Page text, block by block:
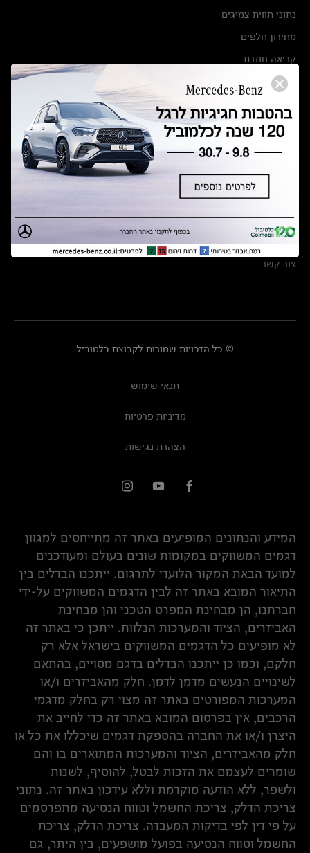
נתוני תווית צמיגים
מחירון חלפים
קריאה חוזרת
הודעה על הטבות לרכבי מרצדס בהסדר פשרה בתצ 56447-02-19
תקנון ימי מכירות 120 לכלמוביל
מצאו אותנו
אולמות תצוגה
מרכזי שירות
צור קשר
© כל הזכויות שמורות לקבוצת כלמוביל
תנאי שימוש
מדיניות פרטיות
הצהרת נגישות
המידע והנתונים המופיעים באתר זה מתייחסים למגוון
דגמים המשווקים במקומות שונים בעולם ומעודכנים
למועד הבאת המקור הלועדי לתרגום. ייתכנו הבדלים בין
התיאור המובא באתר זה לבין הדגמים המשווקים על-ידי
חברתנו, הן מבחינת המפרט הטכני והן מבחינת
האביזרים, הציוד והמערכות הנלוות. ייתכן כי באתר זה
לא מופיעים כל הדגמים המשווקים בישראל אלא רק
חלקם, וכמו כן ייתכנו הבדלים בדגם מסויים, בהתאם
לשינויים הנעשים מדמן לדמן. חלק מהאביזרים ו/או
המערכות המפורטים באתר זה מצוי רק בחלק מדגמי
הרכבים, אין בפרסום המובא באתר זה כדי לחייב את
היצרן ו/או את החברה בהספקת דגמים שיכללו את כל או
חלק מהאביזרים, הציוד והמערכות המתוארים בו והם
שומרים לעצמם את הזכות לבטל, להוסיף, לשנות
ולשפר, ללא הודעה מוקדמת וללא עידכון באתר זה. נתוני
צריכת הדלק, צריכת החשמל וטווח הנסיעה מתפרסמים
על פי דין לפי בדיקות המעבדה. צריכת הדלק, צריכת
החשמל וטווח הנסיעה בפועל מושפעים, בין היתר, גם